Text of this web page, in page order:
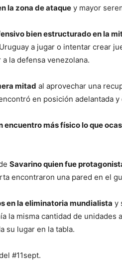
la zona de ataque y mayor
bien estructurado en la
a jugar o intentar crear
la defensa venezolana.
mitad al aprovechar una
en posición adelantada
encuentro más físico lo que
Savarino quien fue
encontraron una pared en el
en la eliminatoria mundialista y
la misma cantidad de unidades
su lugar en la tabla.
#11sept.